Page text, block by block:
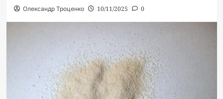
Олександр Троценко 10/11/2025 0